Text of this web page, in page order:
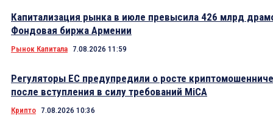
Капитализация рынка в июле превысила 426 млрд
Фондовая биржа Армении
Рынок Капитала 7.08.2026 11:59
Регуляторы ЕС предупредили о росте
после вступления в силу требований MiCA
Крипто 7.08.2026 10:36